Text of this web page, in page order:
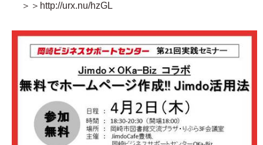
＞＞http://urx.nu/hzGL